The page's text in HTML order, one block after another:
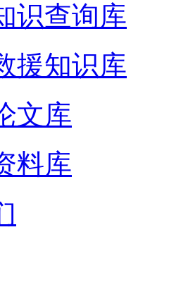
识查询库
援知识库
文库
料库